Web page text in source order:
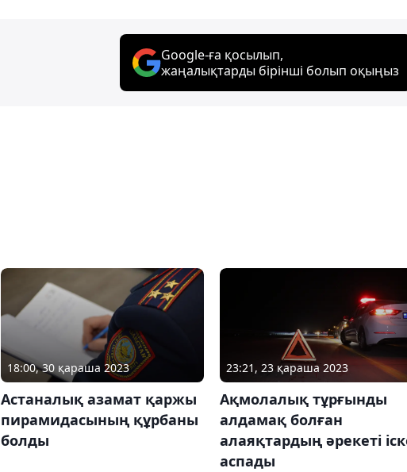
Google-ға қосылып,
жаңалықтарды бірінші болып оқыңыз
18:00, 30 қараша 2023
Астаналық азамат қаржы
пирамидасының құрбаны
болды
23:21, 23 қараша 2023
Ақмолалық тұрғынды
алдамақ болған
алаяқтардың әрекеті
аспады